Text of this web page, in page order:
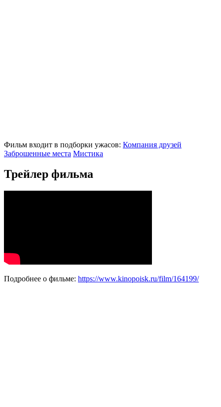
Фильм входит в подборки ужасов: Компания друзей
Заброшенные места Мистика
Трейлер фильма
Подробнее о фильме: https://www.kinopoisk.ru/film/164199/